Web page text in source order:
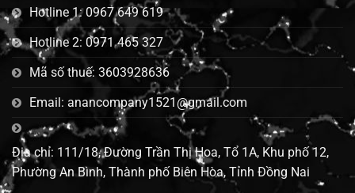
Hotline 1: 0967 649 619
Hotline 2: 0971 465 327
Mã số thuế: 3603928636
Email: anancompany1521@gmail.com
Địa chỉ: 111/18, Đường Trần Thị Hoa, Tổ 1A, Khu phố 12,
Phường An Bình, Thành phố Biên Hòa, Tỉnh Đồng Nai